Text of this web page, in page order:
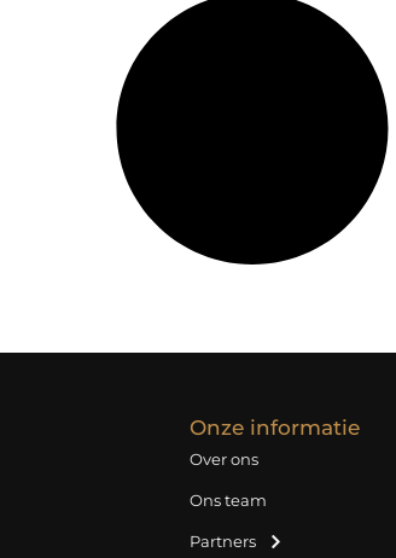
Onze informatie
Over ons
Ons team
Partners